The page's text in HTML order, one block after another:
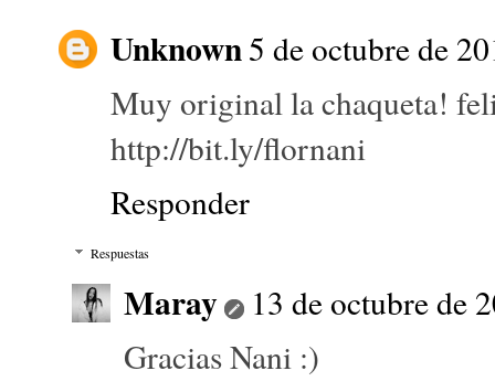
Unknown5 de octubre de
Muy original la chaqueta!
http://bit.ly/flornani
Responder
Respuestas
Maray
13 de octubre de
Gracias Nani :)